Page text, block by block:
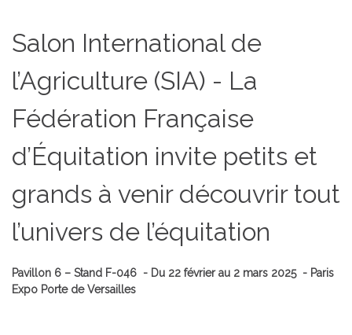
Salon International de
l’Agriculture (SIA) - La
Fédération Française
d’Équitation invite petits et
grands à venir découvrir tout
l’univers de l’équitation
Pavillon 6 – Stand F-046 - Du 22 février au 2 mars 2025 - Paris
Expo Porte de Versailles